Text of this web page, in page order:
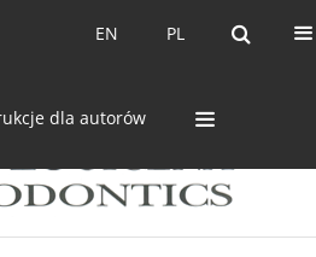
PL
EN PL
EN
dla autorów